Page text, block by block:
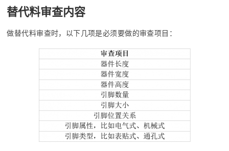
替代料审查内容
做替代料审查时，以下几项是必须要做的审查项目：